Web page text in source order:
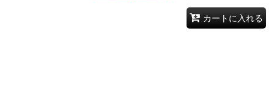
カートに入れる